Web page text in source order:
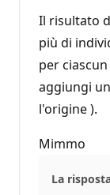
Il risultato
più di
per
aggiungi
l'origine ).
Mimmo
La